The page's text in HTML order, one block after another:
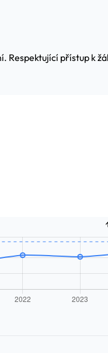
Respektující přístup k